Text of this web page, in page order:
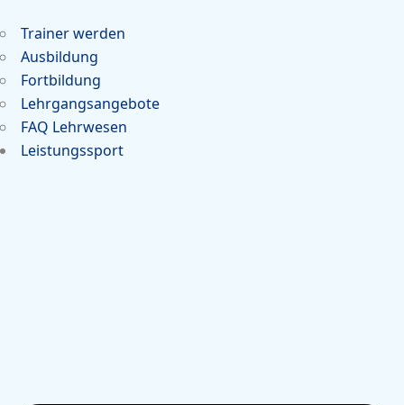
Trainer werden
Ausbildung
Fortbildung
Lehrgangsangebote
FAQ Lehrwesen
Leistungssport